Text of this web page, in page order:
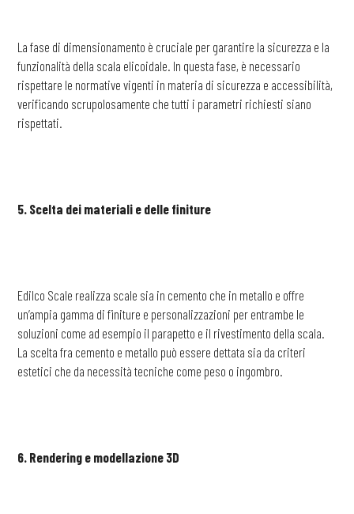
La fase di dimensionamento è cruciale per garantire la sicurezza e la
funzionalità della scala elicoidale. In questa fase, è necessario
rispettare le normative vigenti in materia di sicurezza e accessibilità,
verificando scrupolosamente che tutti i parametri richiesti siano
rispettati.
5. Scelta dei materiali e delle finiture
Edilco Scale realizza scale sia in cemento che in metallo e offre
un’ampia gamma di finiture e personalizzazioni per entrambe le
soluzioni come ad esempio il parapetto e il rivestimento della scala.
La scelta fra cemento e metallo può essere dettata sia da criteri
estetici che da necessità tecniche come peso o ingombro.
6. Rendering e modellazione 3D